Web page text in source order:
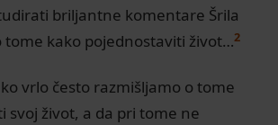
briljantne komentare Šrila
tome kako pojednostaviti život…2
vrlo često razmišljamo o tome
svoj život, a da pri tome ne